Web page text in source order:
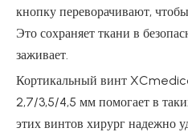
кнопку переворачивают,
Это сохраняет ткани в
заживает.
Кортикальный винт
2,7/3,5/4,5 мм помогает в
этих винтов хирург надежно